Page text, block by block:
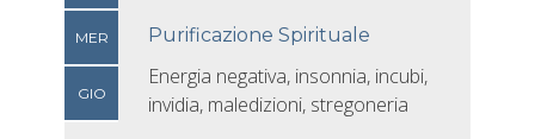
MER
GIO
Purificazione Spirituale
Energia negativa, insonnia, incubi,
invidia, maledizioni, stregoneria